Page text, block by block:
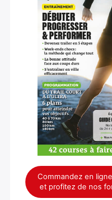
Commandez en
et profitez de nos